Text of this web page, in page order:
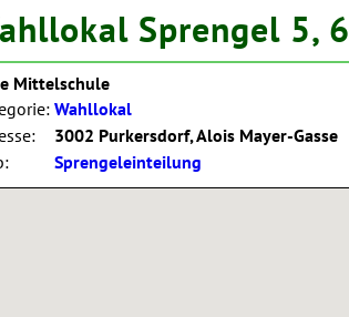
Sprengel 5, 6
Mittelschule
Wahllokal
3002 Purkersdorf, Alois Mayer-Gasse
Sprengeleinteilung